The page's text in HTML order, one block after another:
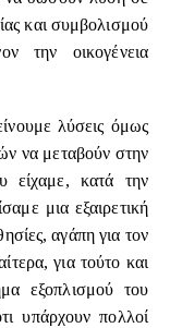
και συμβολισμού
την οικογένεια
λύσεις όμως
να μεταβούν στην
είχαμε, κατά την
μια εξαιρετική
αγάπη για τον
για τούτο και
εξοπλισμού του
υπάρχουν πολλοί